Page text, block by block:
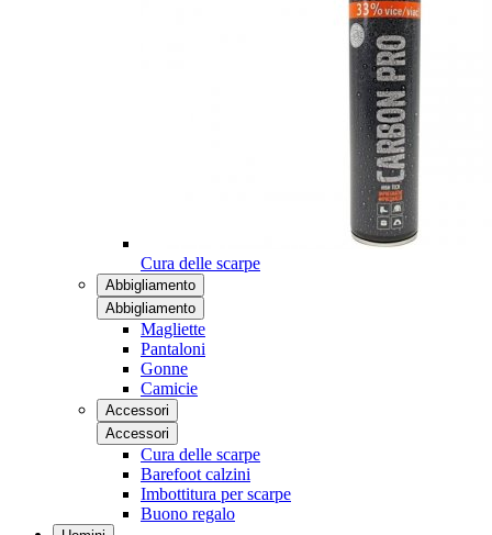
Cura delle scarpe
Abbigliamento
Abbigliamento
Magliette
Pantaloni
Gonne
Camicie
Accessori
Accessori
Cura delle scarpe
Barefoot calzini
Imbottitura per scarpe
Buono regalo